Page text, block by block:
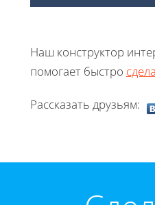
Наш конструктор
помогает быстро
Рассказать друзьям: